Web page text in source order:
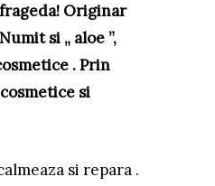
Originar
si „ aloe ”,
. Prin
si
si repara .